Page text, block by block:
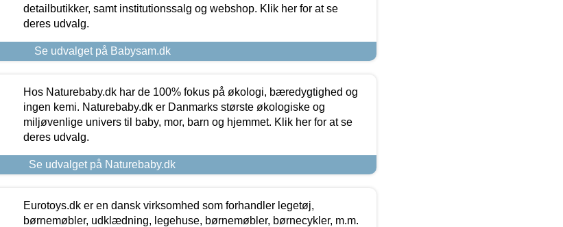
detailbutikker, samt institutionssalg og webshop. Klik her for at se
deres udvalg.
Se udvalget på Babysam.dk
Hos Naturebaby.dk har de 100% fokus på økologi, bæredygtighed og
ingen kemi. Naturebaby.dk er Danmarks største økologiske og
miljøvenlige univers til baby, mor, barn og hjemmet. Klik her for at se
deres udvalg.
Se udvalget på Naturebaby.dk
Eurotoys.dk er en dansk virksomhed som forhandler legetøj,
børnemøbler, udklædning, legehuse, børnemøbler, børnecykler, m.m.